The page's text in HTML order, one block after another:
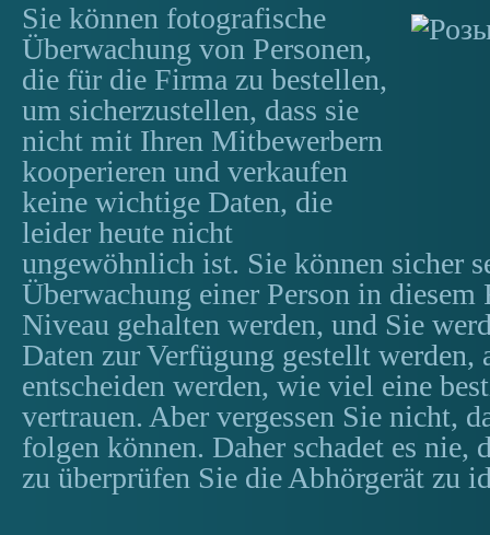
Sie können fotografische
Überwachung von Personen,
die für die Firma zu bestellen,
um sicherzustellen, dass sie
nicht mit Ihren Mitbewerbern
kooperieren und verkaufen
keine wichtige Daten, die
leider heute nicht
ungewöhnlich ist. Sie können sicher
Überwachung einer Person in diesem
Niveau gehalten werden, und Sie
Daten zur Verfügung gestellt werden,
entscheiden werden, wie viel eine
vertrauen. Aber vergessen Sie nicht,
folgen können. Daher schadet es nie,
zu überprüfen Sie die Abhörgerät zu